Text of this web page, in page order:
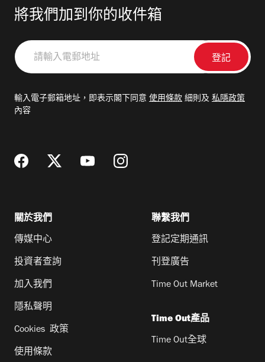
將我們加到你的收件箱
請
輸
郵
輸入電子郵箱地址，即表示閣下同意 使用條款 細則及 私隱政策
內容
關於我們
傳媒中心
投資者查詢
加入我們
隱私聲明
Cookies 政策
使用條款
聯繫我們
登記定期通訊
刊登廣告
Time Out Market
Time Out產品
Time Out全球